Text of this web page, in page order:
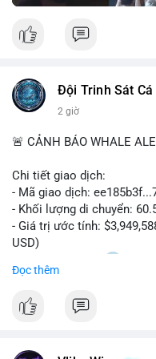
Đội Trinh Sát Cá
2 giờ
🚨 CẢNH BÁO WHALE
Chi tiết giao dịch:
- Mã giao dịch:
- Khối lượng di chuyển:
- Giá trị ước tính:
USD)
- Thời gian: 15:20
Nhận định phân tích:
Khối lượng 60.5 BTC trị
Đọc thêm